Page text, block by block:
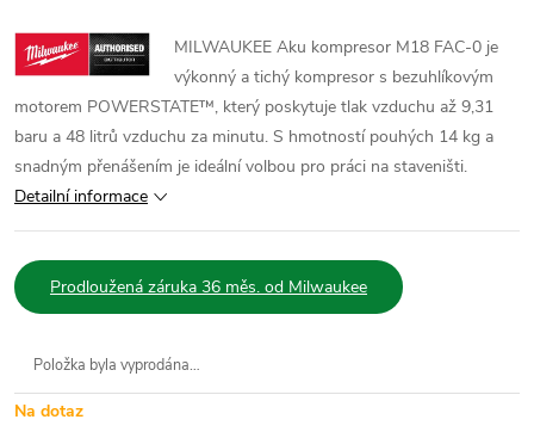
MILWAUKEE Aku kompresor M18 FAC-0 je
výkonný a tichý kompresor s bezuhlíkovým
motorem POWERSTATE™, který poskytuje tlak vzduchu až 9,31
baru a 48 litrů vzduchu za minutu. S hmotností pouhých 14 kg a
snadným přenášením je ideální volbou pro práci na staveništi.
Detailní informace
Prodloužená záruka 36 měs. od Milwaukee
Položka byla vyprodána…
Na dotaz